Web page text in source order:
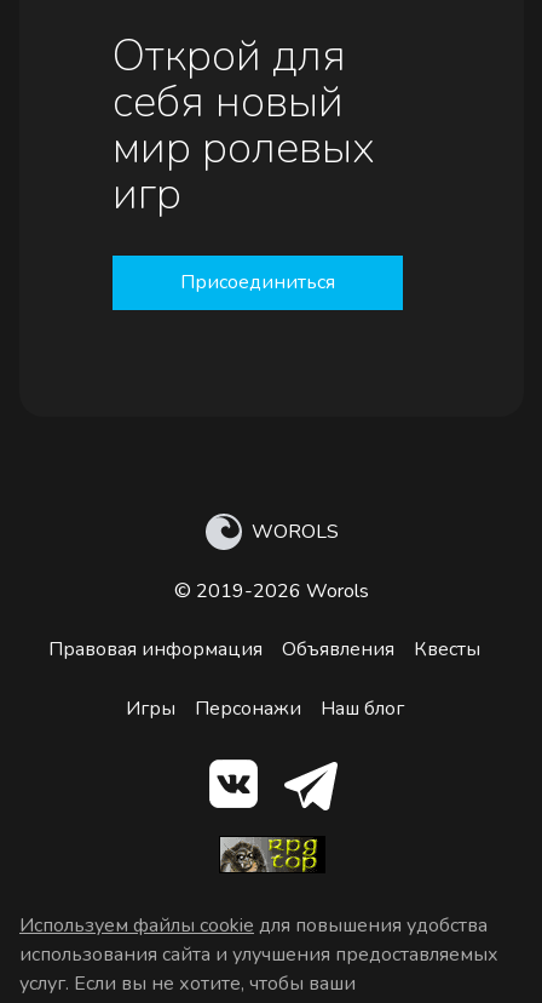
Открой для
себя новый
мир ролевых
игр
Присоединиться
WOROLS
© 2019-2026 Worols
Правовая информация Объявления Квесты
Игры Персонажи Наш блог
Используем файлы cookie для повышения удобства
использования сайта и улучшения предоставляемых
услуг. Если вы не хотите, чтобы ваши